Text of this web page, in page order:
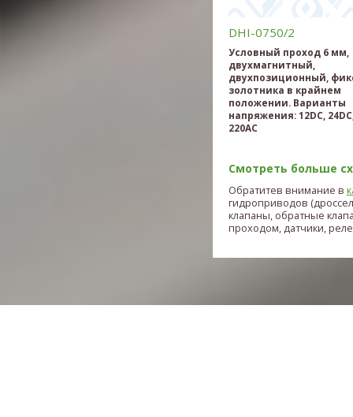
DHI-0750/2
Условный проход 6 мм,
двухмагнитный,
двухпозиционный,
золотника в крайнем
положении. Варианты
напряжения: 12DC,
220AC
Смотреть больше
Обратитев внимание в
гидроприводов
клапаны, обратные
проходом, датчики, реле